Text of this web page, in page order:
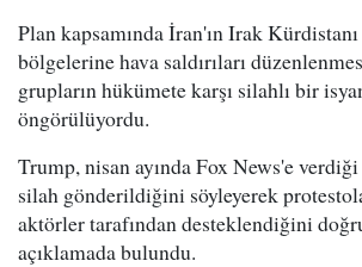
Plan kapsamında İran'ın Irak Kürdistanı
bölgelerine hava saldırıları
grupların hükümete karşı silahlı bir
öngörülüyordu.
Trump, nisan ayında Fox News'e
silah gönderildiğini söyleyerek
aktörler tarafından desteklendiğini
açıklamada bulundu.